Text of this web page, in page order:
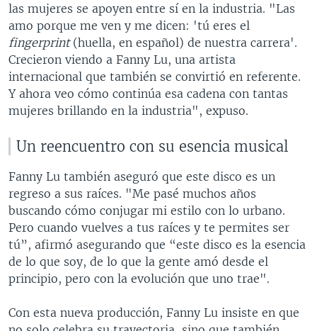
720p 1080p
720p
1080p
las mujeres se apoyen entre sí en la industria. "Las
amo porque me ven y me dicen: 'tú eres el
fingerprint (huella, en español) de nuestra carrera'.
Crecieron viendo a Fanny Lu, una artista
internacional que también se convirtió en referente.
Y ahora veo cómo continúa esa cadena con tantas
mujeres brillando en la industria", expuso.
Un reencuentro con su esencia musical
Fanny Lu también aseguró que este disco es un
regreso a sus raíces. "Me pasé muchos años
buscando cómo conjugar mi estilo con lo urbano.
Pero cuando vuelves a tus raíces y te permites ser
tú”, afirmó asegurando que “este disco es la esencia
de lo que soy, de lo que la gente amó desde el
principio, pero con la evolución que uno trae".
Con esta nueva producción, Fanny Lu insiste en que